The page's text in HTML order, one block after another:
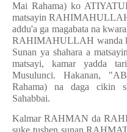
Mai Rahama) ko
matsayin
addu'a ga magabata na
RAHIMAHULLAH wanda
Sunan ya shahara a
matsayi, kamar yadda
Musulunci. Hakanan,
Rahama) na daga cikin
Sahabbai.
Kalmar RAHMAN da
suke tushen sunan